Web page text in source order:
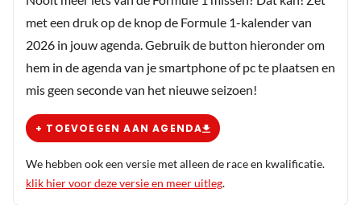
met een druk op de knop de Formule 1-kalender van
2026 in jouw agenda. Gebruik de button hieronder om
hem in de agenda van je smartphone of pc te plaatsen en
mis geen seconde van het nieuwe seizoen!
+ TOEVOEGEN AAN AGENDA
We hebben ook een versie met alleen de race en kwalificatie.
klik hier voor deze versie en meer uitleg.